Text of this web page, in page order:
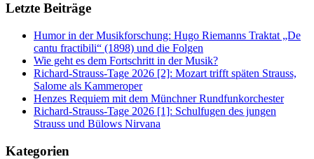
Letzte Beiträge
Humor in der Musikforschung: Hugo Riemanns Traktat „De
cantu fractibili“ (1898) und die Folgen
Wie geht es dem Fortschritt in der Musik?
Richard-Strauss-Tage 2026 [2]: Mozart trifft späten Strauss,
Salome als Kammeroper
Henzes Requiem mit dem Münchner Rundfunkorchester
Richard-Strauss-Tage 2026 [1]: Schulfugen des jungen
Strauss und Bülows Nirvana
Kategorien